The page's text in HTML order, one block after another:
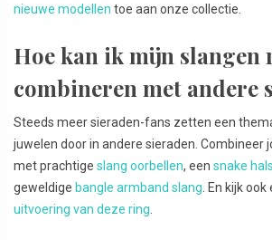
nieuwe modellen toe aan onze collectie.
Hoe kan ik mijn slangen
combineren met andere
Steeds meer sieraden-fans zetten een
juwelen door in andere sieraden. Combineer
met prachtige slang oorbellen, een snake
geweldige bangle armband slang . En kijk
uitvoering van deze ring